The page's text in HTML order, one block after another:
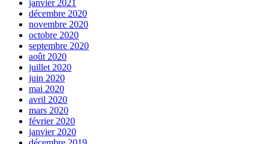
janvier 2021
décembre 2020
novembre 2020
octobre 2020
septembre 2020
août 2020
juillet 2020
juin 2020
mai 2020
avril 2020
mars 2020
février 2020
janvier 2020